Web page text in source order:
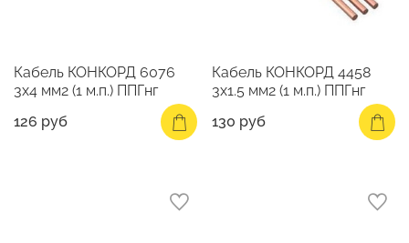
Кабель КОНКОРД 6076
3х4 мм2 (1 м.п.) ППГнг
126 руб
Кабель КОНКОРД 4458
3х1.5 мм2 (1 м.п.) ППГнг
130 руб